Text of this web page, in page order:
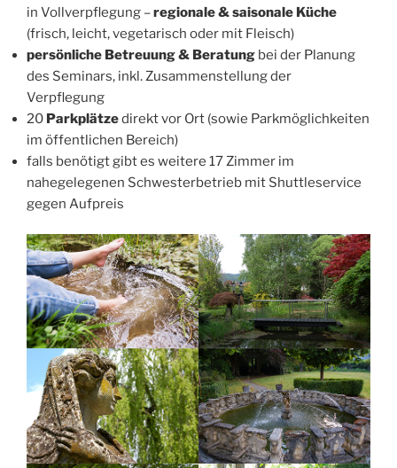
in Vollverpflegung –regionale & saisonale Küche
(frisch, leicht, vegetarisch oder mit Fleisch)
persönliche Betreuung & Beratung bei der Planung
des Seminars, inkl. Zusammenstellung der
Verpflegung
20 Parkplätzedirekt vor Ort (sowie Parkmöglichkeiten
im öffentlichen Bereich)
falls benötigt gibt es weitere 17 Zimmer im
nahegelegenen Schwesterbetrieb mit Shuttleservice
gegen Aufpreis